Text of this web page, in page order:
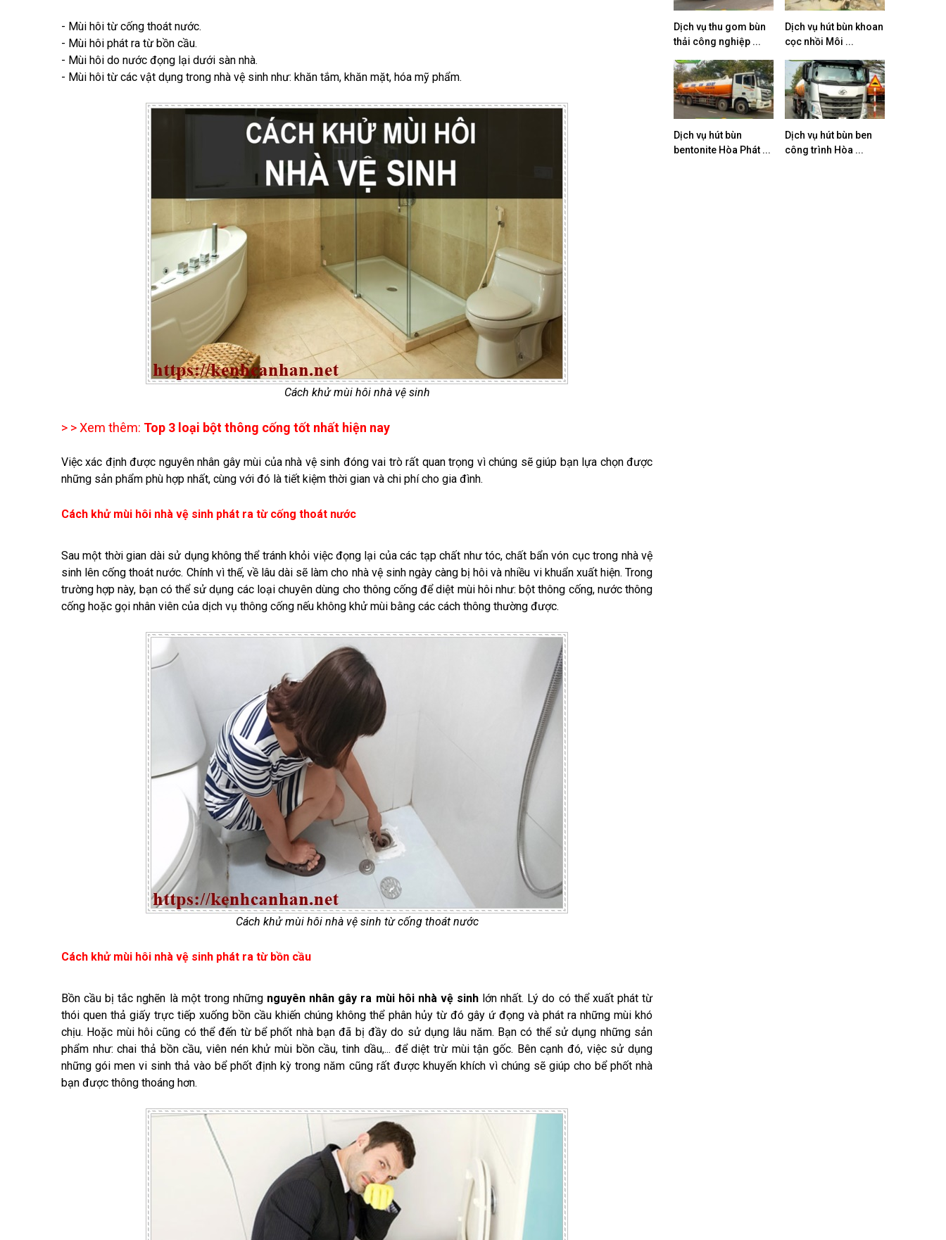
- Mùi hôi từ cống thoát nước.
- Mùi hôi phát ra từ bồn cầu.
- Mùi hôi do nước đọng lại dưới sàn nhà.
- Mùi hôi từ các vật dụng trong nhà vệ sinh như: khăn tắm, khăn mặt, hóa mỹ phẩm.
Cách khử mùi hôi nhà vệ sinh
> > Xem thêm: Top 3 loại bột thông cống tốt nhất hiện nay
Việc xác định được nguyên nhân gây mùi của nhà vệ sinh đóng vai trò rất quan trọng vì chúng sẽ giúp bạn lựa chọn được
những sản phẩm phù hợp nhất, cùng với đó là tiết kiệm thời gian và chi phí cho gia đình.
Cách khử mùi hôi nhà vệ sinh phát ra từ cống thoát nước
Sau một thời gian dài sử dụng không thể tránh khỏi việc đọng lại của các tạp chất như tóc, chất bẩn vón cục trong nhà vệ
sinh lên cống thoát nước. Chính vì thế, về lâu dài sẽ làm cho nhà vệ sinh ngày càng bị hôi và nhiều vi khuẩn xuất hiện. Trong
trường hợp này, bạn có thể sử dụng các loại chuyên dùng cho thông cống để diệt mùi hôi như: bột thông cống, nước thông
cống hoặc gọi nhân viên của dịch vụ thông cống nếu không khử mùi bằng các cách thông thường được.
Cách khử mùi hôi nhà vệ sinh từ cống thoát nước
Cách khử mùi hôi nhà vệ sinh phát ra từ bồn cầu
Bồn cầu bị tắc nghẽn là một trong những nguyên nhân gây ra mùi hôi nhà vệ sinhlớn nhất. Lý do có thể xuất phát từ
thói quen thả giấy trực tiếp xuống bồn cầu khiến chúng không thể phân hủy từ đó gây ứ đọng và phát ra những mùi khó
chịu. Hoặc mùi hôi cũng có thể đến từ bể phốt nhà bạn đã bị đầy do sử dụng lâu năm. Bạn có thể sử dụng những sản
phẩm như: chai thả bồn cầu, viên nén khử mùi bồn cầu, tinh dầu,... để diệt trừ mùi tận gốc. Bên cạnh đó, việc sử dụng
những gói men vi sinh thả vào bể phốt định kỳ trong năm cũng rất được khuyến khích vì chúng sẽ giúp cho bể phốt nhà
bạn được thông thoáng hơn.
Dịch vụ thu gom bùn
thải công nghiệp ...
Dịch vụ hút bùn khoan
cọc nhồi Môi ...
Dịch vụ hút bùn
bentonite Hòa Phát ...
Dịch vụ hút bùn ben
công trình Hòa ...